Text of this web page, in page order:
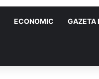
ECONOMIC GAZETA